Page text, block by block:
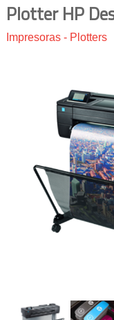
IMPRESORAS
Impresoras
Impresoras con
Impresora
Impresora
Impresora
Impresora
Plotters
Plotter HP
Impresoras- Plotters